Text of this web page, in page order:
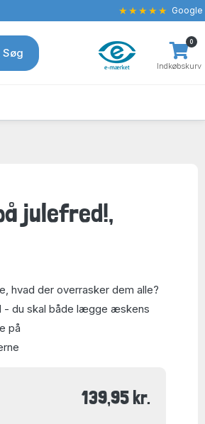
★★★★★ Google
Søg
Indkøbskurv
0
julefred!,
hvad der overrasker dem alle?
- du skal både lægge æskens
på
139,95 kr.